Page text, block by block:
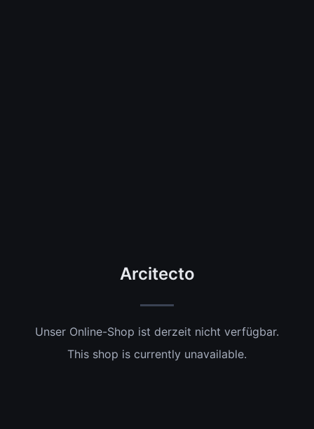
Arcitecto
Unser Online-Shop ist derzeit nicht verfügbar.
This shop is currently unavailable.